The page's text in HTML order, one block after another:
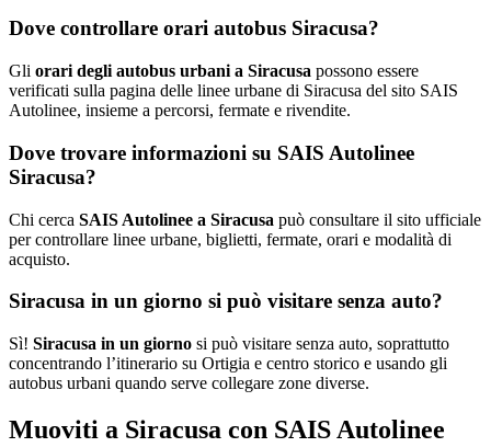
Dove controllare orari autobus Siracusa?
Gli orari degli autobus urbani a Siracusa possono essere
verificati sulla pagina delle linee urbane di Siracusa del sito SAIS
Autolinee, insieme a percorsi, fermate e rivendite.
Dove trovare informazioni su SAIS Autolinee
Siracusa?
Chi cerca SAIS Autolinee a Siracusa può consultare il sito ufficiale
per controllare linee urbane, biglietti, fermate, orari e modalità di
acquisto.
Siracusa in un giorno si può visitare senza auto?
Sì! Siracusa in un giorno si può visitare senza auto, soprattutto
concentrando l’itinerario su Ortigia e centro storico e usando gli
autobus urbani quando serve collegare zone diverse.
Muoviti a Siracusa con SAIS Autolinee